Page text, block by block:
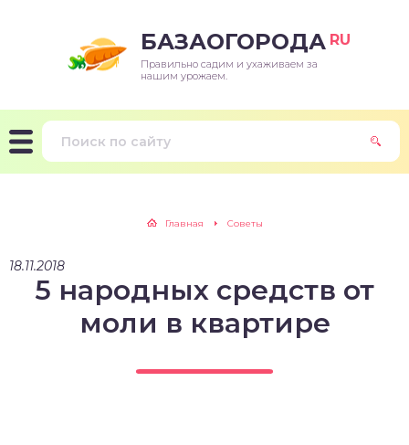
БАЗАОГОРОДА RU
Правильно садим и ухаживаем за
нашим урожаем.
Главная Советы
18.11.2018
5 народных средств от
моли в квартире